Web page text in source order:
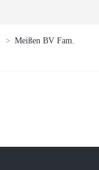
> Meißen BV Fam.